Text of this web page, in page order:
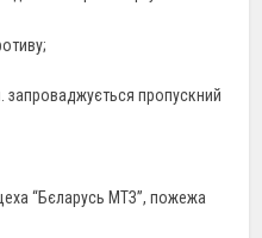
запроваджується пропускний
“Бєларусь МТЗ”, пожежа